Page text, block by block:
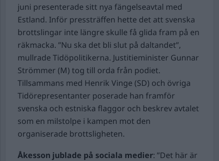
juni presenterade sitt nya fängelseavtal med
Estland. Inför pressträffen hette det att svenska
brottslingar inte längre skulle få glida fram på en
räkmacka. ”Nu ska det bli slut på daltandet”,
mullrade Tidöpolitikerna. Justitieminister Gunnar
Strömmer (M) tog till orda från podiet.
Tillsammans med Henrik Vinge (SD) och övriga
Tidörepresentanter poserade han framför
svenska och estniska flaggor och beskrev avtalet
som en milstolpe i kampen mot den
organiserade brottsligheten.
Åkesson jublade på sociala medier: ”Det här är